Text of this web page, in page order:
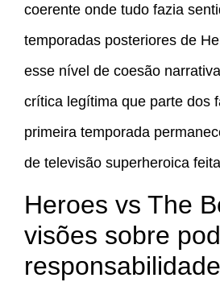
coerente onde tudo fazia
temporadas posteriores de
esse nível de coesão
crítica legítima que parte dos
primeira temporada
de televisão superheroica
Heroes vs The
visões sobre
responsabilidade